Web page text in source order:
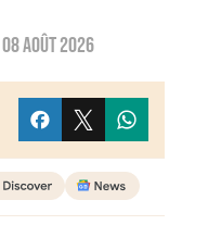
08 août 2026